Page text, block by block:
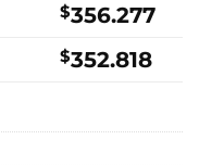
$356.277
$352.818